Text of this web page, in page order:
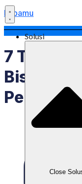
Labamu
Solusi
Close
7 Tips
Bisnis
Pemula